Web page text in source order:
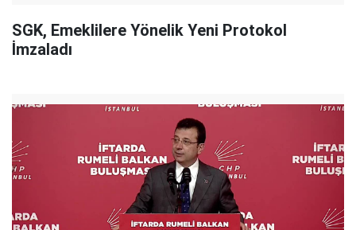
SGK, Emeklilere Yönelik Yeni Protokol
İmzaladı